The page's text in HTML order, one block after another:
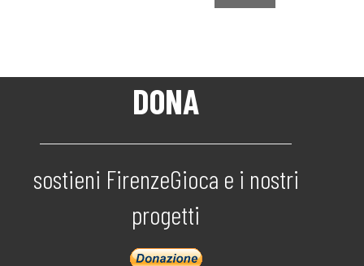
DONA
sostieni FirenzeGioca e i nostri
progetti